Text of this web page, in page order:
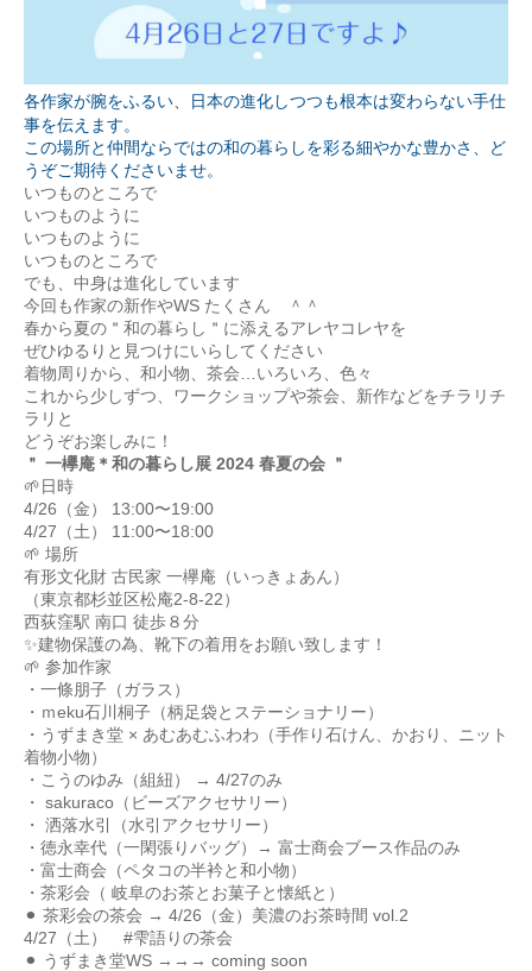
各作家が腕をふるい、日本の進化しつつも根本は変わらない手仕
事を伝えます。
この場所と仲間ならではの和の暮らしを彩る細やかな豊かさ、ど
うぞご期待くださいませ。
いつものところで
いつものように
いつものように
いつものところで
でも、中身は進化しています
今回も作家の新作やWS たくさん ＾＾
春から夏の＂和の暮らし＂に添えるアレヤコレヤを
ぜひゆるりと見つけにいらしてください
着物周りから、和小物、茶会…いろいろ、色々
これから少しずつ、ワークショップや茶会、新作などをチラリチ
ラリと
どうぞお楽しみに！
＂ 一欅庵＊和の暮らし展 2024 春夏の会 ＂
🌱日時
4/26（金） 13:00〜19:00
4/27（土） 11:00〜18:00
🌱 場所
有形文化財 古民家 一欅庵（いっきょあん）
（東京都杉並区松庵2-8-22）
西荻窪駅 南口 徒歩８分
✨建物保護の為、靴下の着用をお願い致します！
🌱 参加作家
・一條朋子（ガラス）
・ｍeku石川桐子（柄足袋とステーショナリー）
・うずまき堂 × あむあむふわわ（手作り石けん、かおり、ニット
着物小物）
・こうのゆみ（組紐） → 4/27のみ
・ sakuraco（ビーズアクセサリー）
・ 洒落水引（水引アクセサリー）
・徳永幸代（一閑張りバッグ）→ 富士商会ブース作品のみ
・富士商会（ペタコの半衿と和小物）
・茶彩会（ 岐阜のお茶とお菓子と懐紙と）
⚫︎ 茶彩会の茶会 → 4/26（金）美濃のお茶時間 vol.2
4/27（土） #雫語りの茶会
⚫︎ うずまき堂WS →→→ coming soon